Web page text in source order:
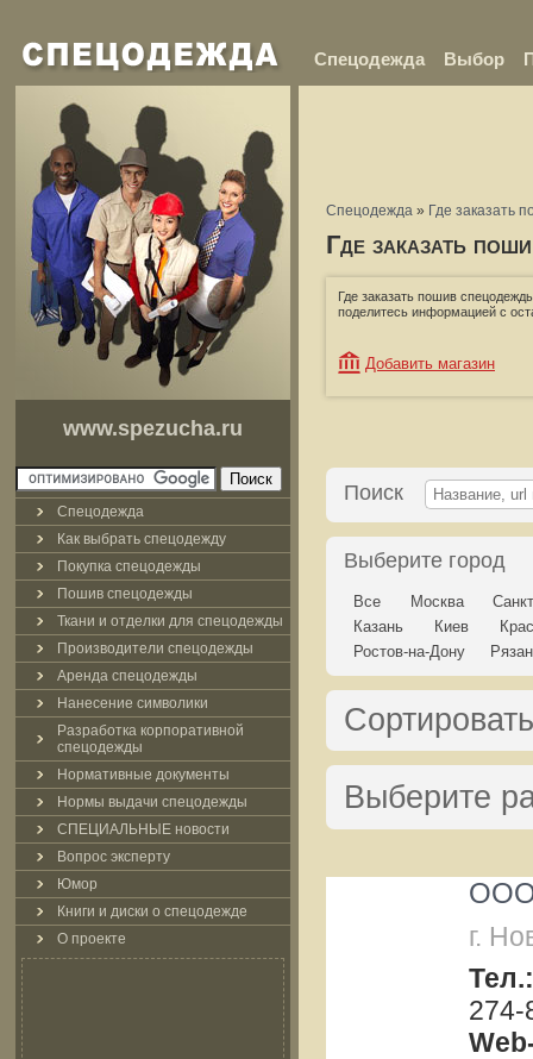
Спецодежда Выбор
www.spezucha.ru
Спецодежда
Как выбрать спецодежду
Покупка спецодежды
Пошив спецодежды
Ткани и отделки для спецодежды
Производители спецодежды
Аренда спецодежды
Нанесение символики
Разработка корпоративной
спецодежды
Нормативные документы
Нормы выдачи спецодежды
СПЕЦИАЛЬНЫЕ новости
Вопрос эксперту
Юмор
Книги и диски о спецодежде
О проекте
Спецодежда » Где заказать
Где заказать
Где заказать пошив
поделитесь информацией с
Добавить магазин
Поиск
Выберите город
Все Москва
Казань
Киев
Ростов-на-Дону
Выберите
г.
274-